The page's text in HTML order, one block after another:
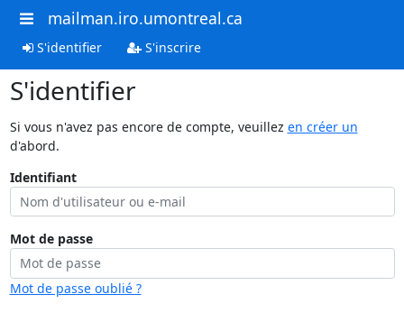
mailman.iro.umontreal.ca
S'identifier S'inscrire
S'identifier
Si vous n'avez pas encore de compte, veuillez en créer un
d'abord.
Identifiant
Mot de passe
Mot de passe oublié ?